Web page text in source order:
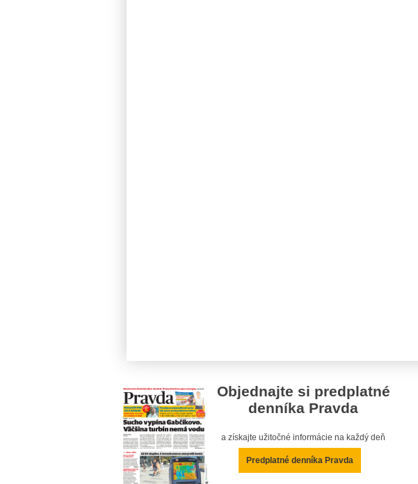
Objednajte si predplatné
denníka Pravda
a získajte užitočné informácie na každý deň
Predplatné denníka Pravda